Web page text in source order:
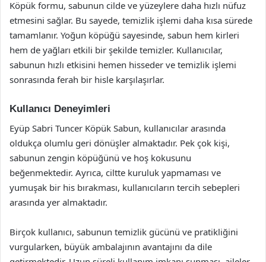
Köpük formu, sabunun cilde ve yüzeylere daha hızlı nüfuz
etmesini sağlar. Bu sayede, temizlik işlemi daha kısa sürede
tamamlanır. Yoğun köpüğü sayesinde, sabun hem kirleri
hem de yağları etkili bir şekilde temizler. Kullanıcılar,
sabunun hızlı etkisini hemen hisseder ve temizlik işlemi
sonrasında ferah bir hisle karşılaşırlar.
Kullanıcı Deneyimleri
Eyüp Sabri Tuncer Köpük Sabun, kullanıcılar arasında
oldukça olumlu geri dönüşler almaktadır. Pek çok kişi,
sabunun zengin köpüğünü ve hoş kokusunu
beğenmektedir. Ayrıca, ciltte kuruluk yapmaması ve
yumuşak bir his bırakması, kullanıcıların tercih sebepleri
arasında yer almaktadır.
Birçok kullanıcı, sabunun temizlik gücünü ve pratikliğini
vurgularken, büyük ambalajının avantajını da dile